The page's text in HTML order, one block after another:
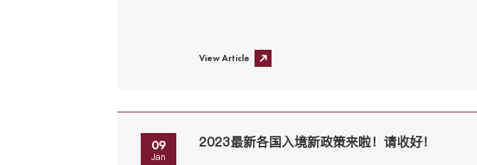
View Article
09
Jan
2023最新各国入境新政策来啦！请收好！